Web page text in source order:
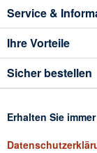
Service &
Ihre Vorteile
Sicher bestellen
Erhalten Sie